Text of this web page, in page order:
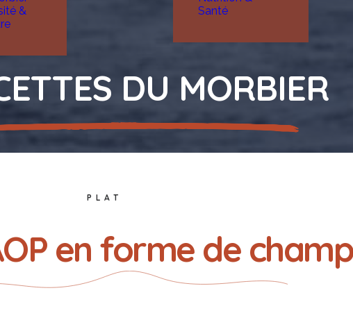
&
Santé
DU MORBIER
PLAT
en forme de